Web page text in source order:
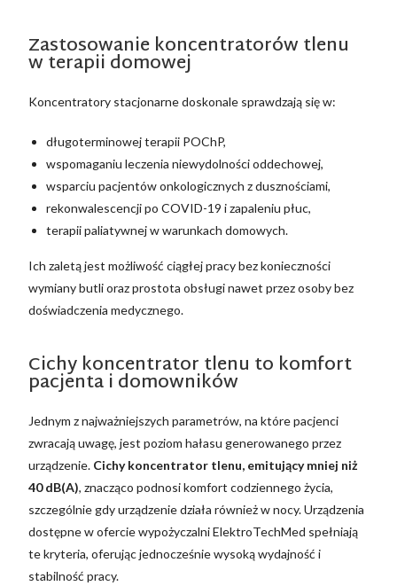
Zastosowanie koncentratorów tlenu
w terapii domowej
Koncentratory stacjonarne doskonale sprawdzają się w:
długoterminowej terapii POChP,
wspomaganiu leczenia niewydolności oddechowej,
wsparciu pacjentów onkologicznych z dusznościami,
rekonwalescencji po COVID-19 i zapaleniu płuc,
terapii paliatywnej w warunkach domowych.
Ich zaletą jest możliwość ciągłej pracy bez konieczności
wymiany butli oraz prostota obsługi nawet przez osoby bez
doświadczenia medycznego.
Cichy koncentrator tlenu to komfort
pacjenta i domowników
Jednym z najważniejszych parametrów, na które pacjenci
zwracają uwagę, jest poziom hałasu generowanego przez
urządzenie. Cichy koncentrator tlenu, emitujący mniej niż
40 dB(A), znacząco podnosi komfort codziennego życia,
szczególnie gdy urządzenie działa również w nocy. Urządzenia
dostępne w ofercie wypożyczalni ElektroTechMed spełniają
te kryteria, oferując jednocześnie wysoką wydajność i
stabilność pracy.